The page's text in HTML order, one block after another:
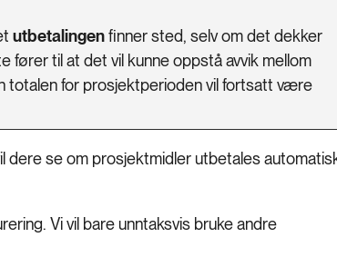
utbetalingenfinner sted, selv om det dekker
fører til at det vil kunne oppstå avvik mellom
totalen for prosjektperioden vil fortsatt være
dere se om prosjektmidler utbetales
Vi vil bare unntaksvis bruke andre